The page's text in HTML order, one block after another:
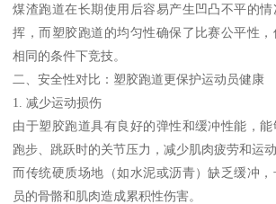
煤渣跑道在长期使用后容易产生凹凸不平的
挥，而塑胶跑道的均匀性确保了比赛公平性
相同的条件下竞技。
二、安全性对比：塑胶跑道更保护运动员健康
1. 减少运动损伤
由于塑胶跑道具有良好的弹性和缓冲性能，
跑步、跳跃时的关节压力，减少肌肉疲劳和运动
而传统硬质场地（如水泥或沥青）缺乏缓冲
员的骨骼和肌肉造成累积性伤害。